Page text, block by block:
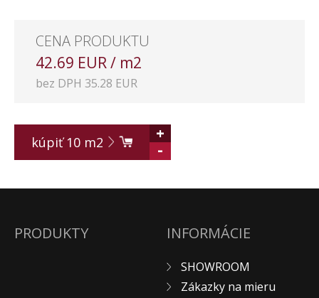
CENA PRODUKTU
42.69 EUR / m2
bez DPH 35.28 EUR
kúpiť10m2
+
-
PRODUKTY INFORMÁCIE
SHOWROOM
Zákazky na mieru